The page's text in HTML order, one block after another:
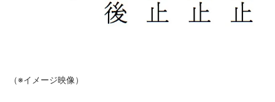
（※イメージ映像）